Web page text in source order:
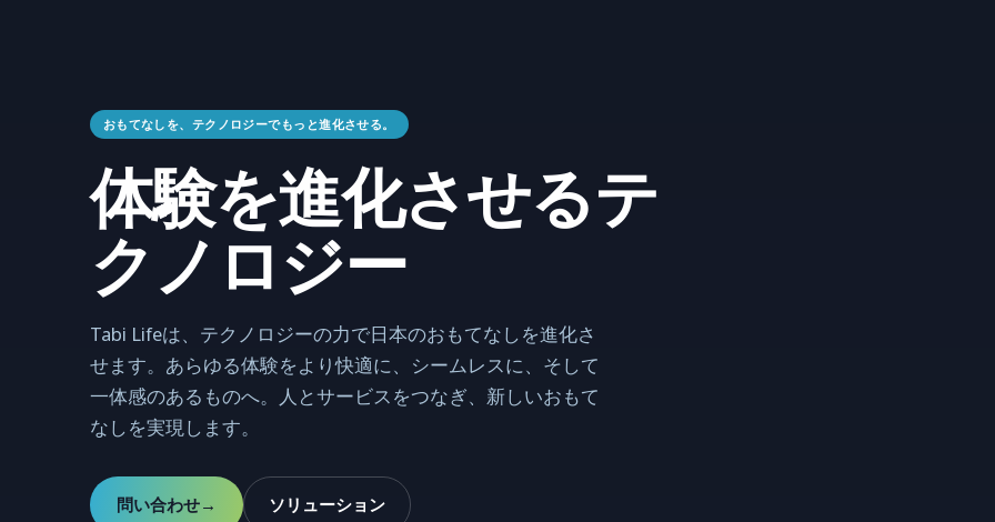
おもてなしを、テクノロジーでもっと進化させる。
体験を進化させるテ
クノロジー
Tabi Lifeは、テクノロジーの力で日本のおもてなしを進化さ
せます。あらゆる体験をより快適に、シームレスに、そして
一体感のあるものへ。人とサービスをつなぎ、新しいおもて
なしを実現します。
問い合わせ→ ソリューション